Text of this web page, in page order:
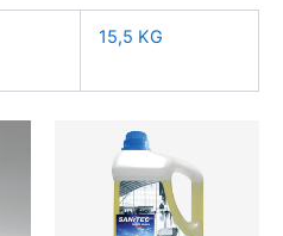
15,5 KG